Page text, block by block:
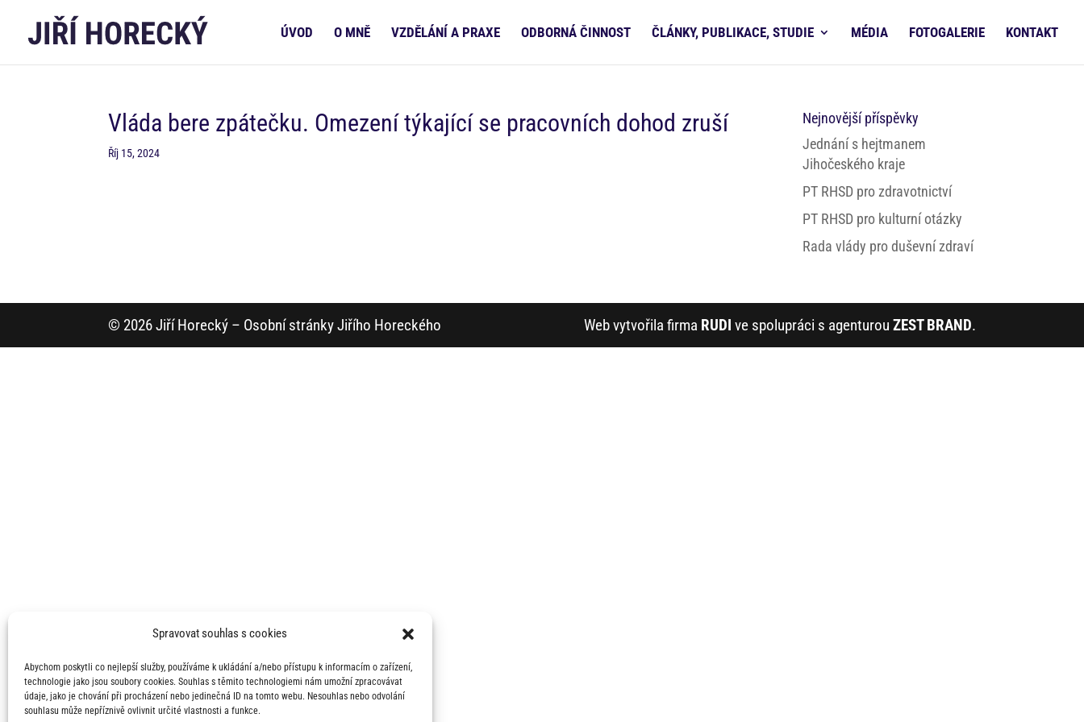
Spravovat souhlas s cookies
Abychom poskytli co nejlepší služby, používáme k ukládání a/nebo přístupu k informacím o zařízení,
technologie jako jsou soubory cookies. Souhlas s těmito technologiemi nám umožní zpracovávat
údaje, jako je chování při procházení nebo jedinečná ID na tomto webu. Nesouhlas nebo odvolání
souhlasu může nepříznivě ovlivnit určité vlastnosti a funkce.
ÚVOD O MNĚ VZDĚLÁNÍ A PRAXE ODBORNÁ ČINNOST ČLÁNKY, PUBLIKACE, STUDIE MÉDIA FOTOGALERIE KONTAKT
Vláda bere zpátečku. Omezení týkající se pracovních dohod zruší
Říj 15, 2024
Nejnovější příspěvky
Jednání s hejtmanem
Jihočeského kraje
PT RHSD pro zdravotnictví
PT RHSD pro kulturní otázky
Rada vlády pro duševní zdraví
© 2026 Jiří Horecký – Osobní stránky Jiřího Horeckého Web vytvořila firma RUDI ve spolupráci s agenturou ZEST BRAND.